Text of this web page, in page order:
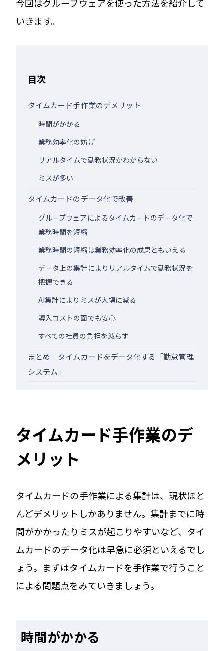
いきます。
目次
タイムカード手作業のデメリット
時間がかかる
業務効率化の妨げ
リアルタイムで勤務状況がわからない
ミスが多い
タイムカードのデータ化で改善
グループウェアによるタイムカードのデータ化で
業務時間を短縮
業務時間の短縮は業務効率化の成果ともいえる
データ上の集計によりリアルタイムで勤務状況を
把握できる
AI集計によりミスが大幅に減る
導入コストの面でも安心
すべての社員の負担を減らす
まとめ｜タイムカードをデータ化する「勤怠管理
システム」
タイムカード手作業のデ
メリット
タイムカードの手作業による集計は、現状ほと
んどデメリットしかありません。集計までに時
間がかかったりミスが起こりやすいなど、タイ
ムカードのデータ化は早急に必須といえるでし
ょう。まずはタイムカードを手作業で行うこと
による問題点をみていきましょう。
時間がかかる